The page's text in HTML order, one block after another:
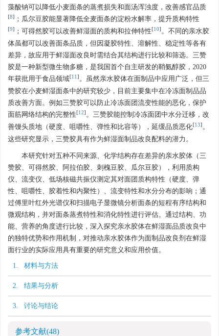
藻酸钠可以降低小麦面条的蒸煮损失和面汤浑浊度，改善感官品质
[8] ；瓜尔豆胶能显著降低全麦面条的淀粉水解率，提升质构特性
[9] ；可得然胶可以改善鲜湿面的质构和拉伸特性[10] 。不同的亲水胶
体虽都可以改善面条品质，但因凝胶特性、溶解性、稳定性等各有
差异，故应用于鲜湿面改良时需结合其结构进行比较和筛选。三赞
胶是一种新型微生物多糖，是我国首个自主研发的鞘氨醇胶，2020
年获批用于食品领域[11 ] 。虽然亲水胶体在面制品中应用广泛，但三
赞胶在小麦鲜湿面条中的研究较少，目前主要集中在冷冻面制品品
质改善方面。例如三赞胶可以防止冷冻面团流变性能的恶化，保护
面筋网络结构的完整性[12] 。三赞胶能控制冷冻面团中水分迁移，改
善馒头质地（硬度、咀嚼性、弹性和比容等），延缓品质恶化[13] 。
这些研究显示，三赞胶具有作为鲜湿面制品改良配料的潜力。
本研究针对五种不同来源、化学结构存在差异的亲水胶体（三
赞胶、可得然胶、阿拉伯胶、刺槐豆胶、瓜尔豆胶），利用质构
仪、流变仪、低场核磁共振仪测定其对面团质构特性（硬度、弹
性、咀嚼性、胶着性和内聚性）、流变特性和水分分布的影响；通
过傅里叶红外光谱仪和扫描电子显微镜分析面条的短程有序结构和
微观结构，并对面条蒸煮特性和消化特性进行评估。通过结构、功
能、营养的角度进行比较，深入探究亲水胶体在鲜湿面品质改良中
的独特优势和作用机制，对推动亲水胶体作为面制品改良剂在鲜湿
面行业的实际应用具有重要的研究意义和应用价值。
1. 材料与方法
2. 结果与分析
3. 讨论与结论
参考文献(48)